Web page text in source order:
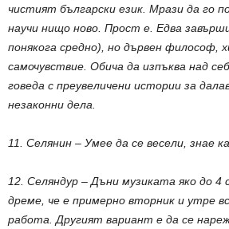
чистият български език. Мрази да го
научи нищо ново. Прост е. Едва
понякога средно), но дървен философ,
самочувствие. Обича да изпъква над
говеда с преувеличени истории за
незаконни дела.
11. Селянин – Умее да се весели, знае
12. Селяндур – Дъни музиката яко до 4
дреме, че е примерно вторник и утре
работа. Другият вариант е да се